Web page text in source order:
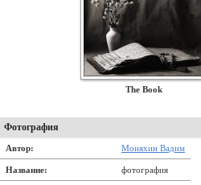
The Book
Фотография
Автор: Моняхин Вадим
Название: фотография